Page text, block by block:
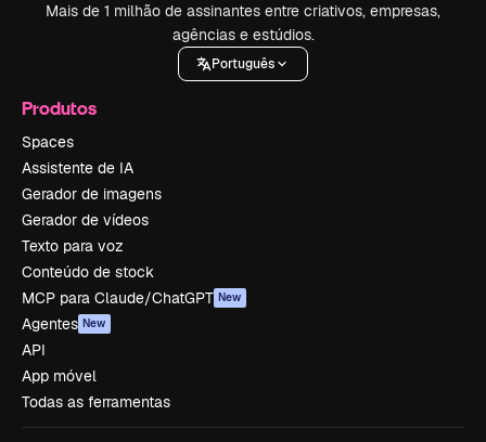
Mais de 1 milhão de assinantes entre criativos, empresas,
agências e estúdios.
Português
Produtos
Spaces
Assistente de IA
Gerador de imagens
Gerador de vídeos
Texto para voz
Conteúdo de stock
MCP para Claude/ChatGPT New
Agentes New
API
App móvel
Todas as ferramentas